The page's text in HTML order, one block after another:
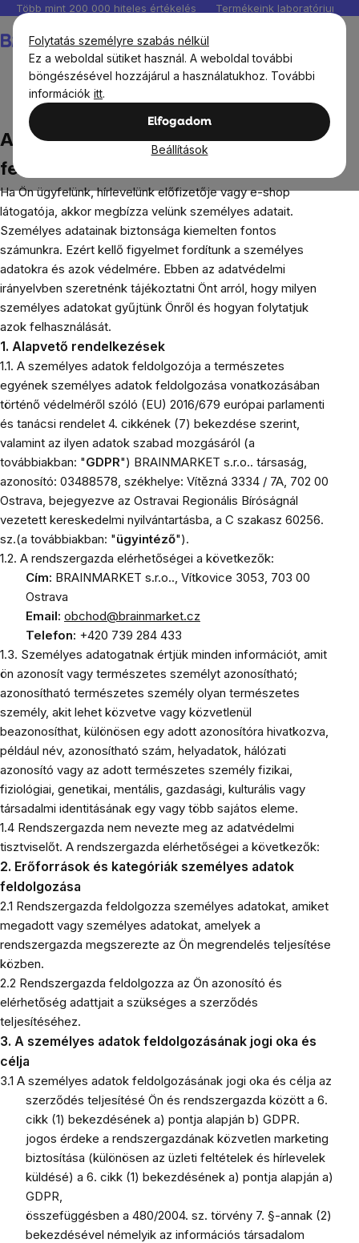
Folytatás személyre szabás nélkül
Ez a weboldal sütiket használ. A weboldal további
böngészésével hozzájárul a használatukhoz. További
információk itt.
Elfogadom
Beállítások
Ugrás
fő
tartalomhoz
Több mint 200 000 hiteles értékelés Termékeink
A személyes adatok védelmének feltételei
A személyes adatok védelmének
feltételei
Ha Ön ügyfelünk, hírlevelünk előfizetője vagy e-shop
látogatója, akkor megbízza velünk személyes adatait.
Személyes adatainak biztonsága kiemelten fontos
számunkra. Ezért kellő figyelmet fordítunk a személyes
adatokra és azok védelmére. Ebben az adatvédelmi
irányelvben szeretnénk tájékoztatni Önt arról, hogy milyen
személyes adatokat gyűjtünk Önről és hogyan folytatjuk
azok felhasználását.
1. Alapvető rendelkezések
1.1. A személyes adatok feldolgozója a természetes
egyének személyes adatok feldolgozása vonatkozásában
történő védelméről szóló (EU) 2016/679 európai parlamenti
és tanácsi rendelet 4. cikkének (7) bekezdése szerint,
valamint az ilyen adatok szabad mozgásáról (a
továbbiakban: "GDPR") BRAINMARKET s.r.o.. társaság,
azonosító: 03488578, székhelye: Vítězná 3334 / 7A, 702 00
Ostrava, bejegyezve az Ostravai Regionális Bíróságnál
vezetett kereskedelmi nyilvántartásba, a C szakasz 60256.
sz.(a továbbiakban: "ügyintéző").
1.2. A rendszergazda elérhetőségei a következők:
Cím: BRAINMARKET s.r.o.., Vítkovice 3053, 703 00
Ostrava
Email: obchod@brainmarket.cz
Telefon: +420 739 284 433
1.3. Személyes adatogatnak értjük minden információt, amit
ön azonosít vagy természetes személyt azonosítható;
azonosítható természetes személy olyan természetes
személy, akit lehet közvetve vagy közvetlenül
beazonosíthat, különösen egy adott azonosítóra hivatkozva,
például név, azonosítható szám, helyadatok, hálózati
azonosító vagy az adott természetes személy fizikai,
fiziológiai, genetikai, mentális, gazdasági, kulturális vagy
társadalmi identitásának egy vagy több sajátos eleme.
1.4 Rendszergazda nem nevezte meg az adatvédelmi
tisztviselőt. A rendszergazda elérhetőségei a következők:
2. Erőforrások és kategóriák személyes adatok
feldolgozása
2.1 Rendszergazda feldolgozza személyes adatokat, amiket
megadott vagy személyes adatokat, amelyek a
rendszergazda megszerezte az Ön megrendelés teljesítése
közben.
2.2 Rendszergazda feldolgozza az Ön azonosító és
elérhetőség adattjait a szükséges a szerződés
teljesítéséhez.
3. A személyes adatok feldolgozásának jogi oka és
célja
3.1 A személyes adatok feldolgozásának jogi oka és célja az
szerződés teljesítésé Ön és rendszergazda között a 6.
cikk (1) bekezdésének a) pontja alapján b) GDPR.
jogos érdeke a rendszergazdának közvetlen marketing
biztosítása (különösen az üzleti feltételek és hírlevelek
küldésé) a 6. cikk (1) bekezdésének a) pontja alapján a)
GDPR,
összefüggésben a 480/2004. sz. törvény 7. §-annak (2)
bekezdésével némelyik az információs társadalom